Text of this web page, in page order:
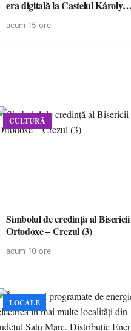
era digitală la Castelul Károlyi
acum 15 ore
CULTURĂ
Simbolul de credinţă al Bisericii
Ortodoxe – Crezul (3)
acum 10 ore
LOCALE